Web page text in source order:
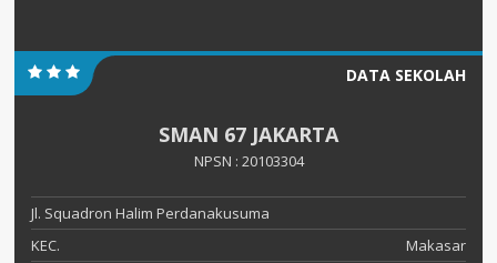
DATA SEKOLAH
SMAN 67 JAKARTA
NPSN : 20103304
Jl. Squadron Halim Perdanakusuma
KEC.
Makasar